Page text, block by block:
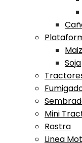
Maiz
Soja
Mini
Rastra
Linea